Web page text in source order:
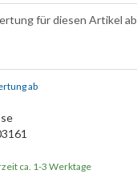
für diesen Artikel ab
ab
ca. 1-3 Werktage